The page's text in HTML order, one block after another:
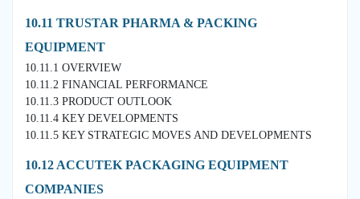
10.11 TRUSTAR PHARMA & PACKING
EQUIPMENT
10.11.1 OVERVIEW
10.11.2 FINANCIAL PERFORMANCE
10.11.3 PRODUCT OUTLOOK
10.11.4 KEY DEVELOPMENTS
10.11.5 KEY STRATEGIC MOVES AND DEVELOPMENTS
10.12 ACCUTEK PACKAGING EQUIPMENT
COMPANIES